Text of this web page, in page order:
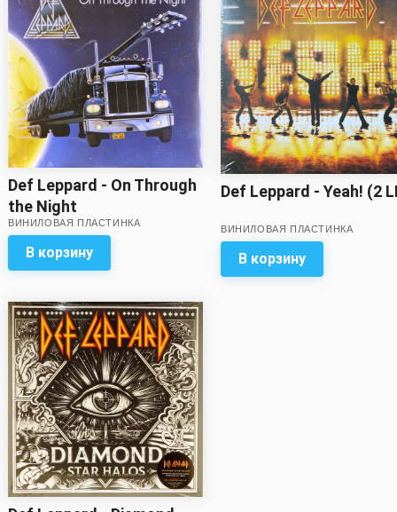
Def Leppard - On Through
the Night
ВИНИЛОВАЯ ПЛАСТИНКА
В корзину
Def Leppard - Yeah! (2
ВИНИЛОВАЯ ПЛАСТИНКА
В корзину